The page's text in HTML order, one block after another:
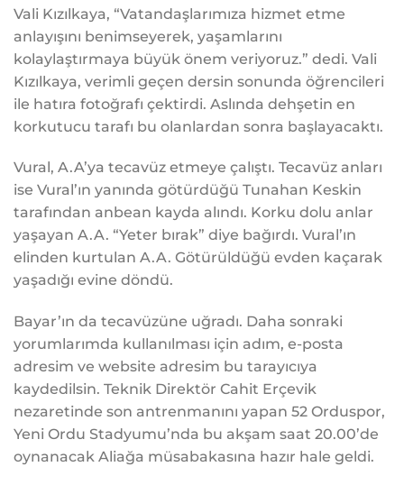
Vali Kızılkaya, “Vatandaşlarımıza hizmet etme
anlayışını benimseyerek, yaşamlarını
kolaylaştırmaya büyük önem veriyoruz.” dedi. Vali
Kızılkaya, verimli geçen dersin sonunda öğrencileri
ile hatıra fotoğrafı çektirdi. Aslında dehşetin en
korkutucu tarafı bu olanlardan sonra başlayacaktı.
Vural, A.A’ya tecavüz etmeye çalıştı. Tecavüz anları
ise Vural’ın yanında götürdüğü Tunahan Keskin
tarafından anbean kayda alındı. Korku dolu anlar
yaşayan A.A. “Yeter bırak” diye bağırdı. Vural’ın
elinden kurtulan A.A. Götürüldüğü evden kaçarak
yaşadığı evine döndü.
Bayar’ın da tecavüzüne uğradı. Daha sonraki
yorumlarımda kullanılması için adım, e-posta
adresim ve website adresim bu tarayıcıya
kaydedilsin. Teknik Direktör Cahit Erçevik
nezaretinde son antrenmanını yapan 52 Orduspor,
Yeni Ordu Stadyumu’nda bu akşam saat 20.00’de
oynanacak Aliağa müsabakasına hazır hale geldi.